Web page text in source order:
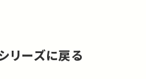
リーズに戻る